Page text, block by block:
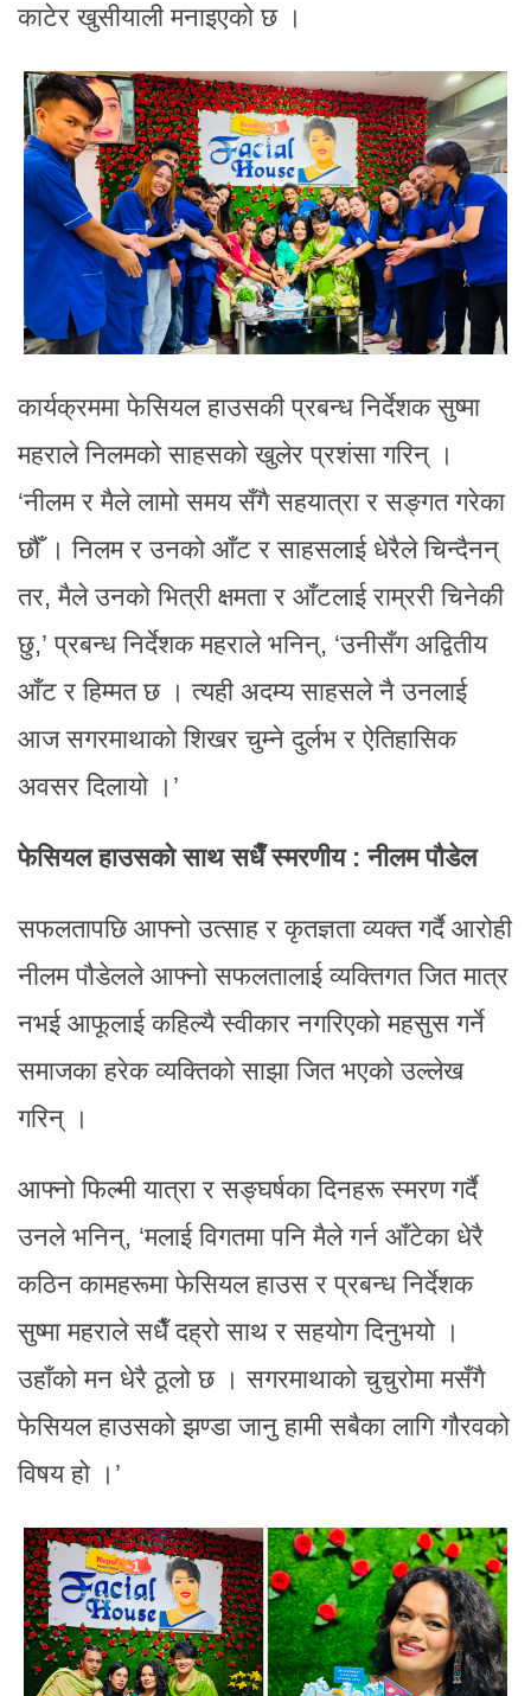
काटेर खुसीयाली मनाइएको छ ।
कार्यक्रममा फेसियल हाउसकी प्रबन्ध निर्देशक सुष्मा
महराले निलमको साहसको खुलेर प्रशंसा गरिन् ।
‘नीलम र मैले लामो समय सँगै सहयात्रा र सङ्गत गरेका
छौँ । निलम र उनको आँट र साहसलाई धेरैले चिन्दैनन्
तर, मैले उनको भित्री क्षमता र आँटलाई राम्ररी चिनेकी
छु,’ प्रबन्ध निर्देशक महराले भनिन्, ‘उनीसँग अद्वितीय
आँट र हिम्मत छ । त्यही अदम्य साहसले नै उनलाई
आज सगरमाथाको शिखर चुम्ने दुर्लभ र ऐतिहासिक
अवसर दिलायो ।’
फेसियल हाउसको साथ सधैँ स्मरणीय : नीलम पौडेल
सफलतापछि आफ्नो उत्साह र कृतज्ञता व्यक्त गर्दै आरोही
नीलम पौडेलले आफ्नो सफलतालाई व्यक्तिगत जित मात्र
नभई आफूलाई कहिल्यै स्वीकार नगरिएको महसुस गर्ने
समाजका हरेक व्यक्तिको साझा जित भएको उल्लेख
गरिन् ।
आफ्नो फिल्मी यात्रा र सङ्घर्षका दिनहरू स्मरण गर्दै
उनले भनिन्, ‘मलाई विगतमा पनि मैले गर्न आँटेका धेरै
कठिन कामहरूमा फेसियल हाउस र प्रबन्ध निर्देशक
सुष्मा महराले सधैँ दह्रो साथ र सहयोग दिनुभयो ।
उहाँको मन धेरै ठूलो छ । सगरमाथाको चुचुरोमा मसँगै
फेसियल हाउसको झण्डा जानु हामी सबैका लागि गौरवको
विषय हो ।’